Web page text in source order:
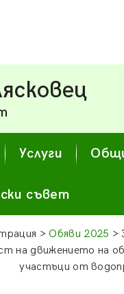
Услуги
съвет
>Обяви 2025 >
на движението на
участъци от